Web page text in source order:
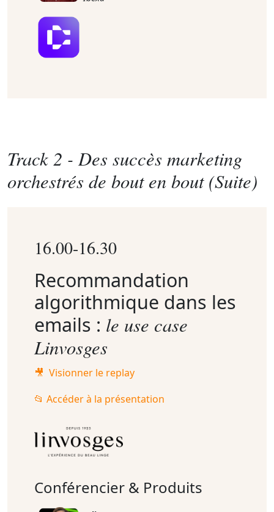
Track 2 -Des succès marketing
orchestrés de bout en bout (Suite)
16.00-16.30
Recommandation
algorithmique dans les
emails : le use case
Linvosges
🎥 Visionner le replay
📂 Accéder à la présentation
Conférencier & Produits